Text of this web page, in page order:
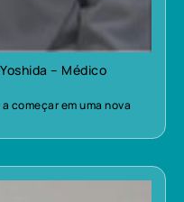
– Médico
começar em uma nova